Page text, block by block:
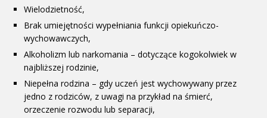
Wielodzietność,
Brak umiejętności wypełniania funkcji opiekuńczo-
wychowawczych,
Alkoholizm lub narkomania – dotyczące kogokolwiek w
najbliższej rodzinie,
Niepełna rodzina – gdy uczeń jest wychowywany przez
jedno z rodziców, z uwagi na przykład na śmierć,
orzeczenie rozwodu lub separacji,